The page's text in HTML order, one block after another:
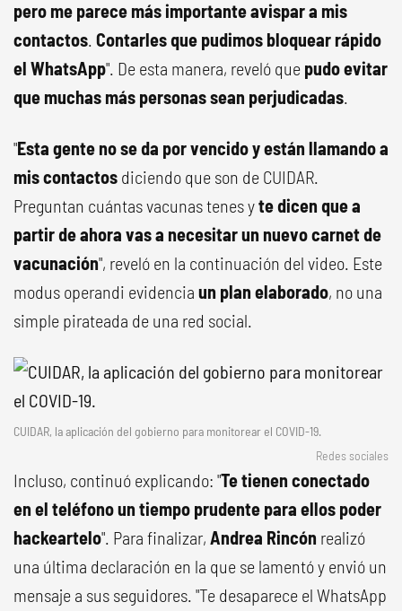
pero me parece más importante avispar a mis
contactos. Contarles que pudimos bloquear rápido
el WhatsApp". De esta manera, reveló que pudo evitar
que muchas más personas sean perjudicadas.
"Esta gente no se da por vencido y están llamando a
mis contactos diciendo que son de CUIDAR.
Preguntan cuántas vacunas tenes yte dicen que a
partir de ahora vas a necesitar un nuevo carnet de
vacunación", reveló en la continuación del video. Este
modus operandi evidencia un plan elaborado, no una
simple pirateada de una red social.
CUIDAR, la aplicación del gobierno para monitorear el COVID-19.
Redes sociales
Incluso, continuó explicando: "Te tienen conectado
en el teléfono un tiempo prudente para ellos poder
hackeartelo". Para finalizar, Andrea Rincón realizó
una última declaración en la que se lamentó y envió un
mensaje a sus seguidores. "Te desaparece el WhatsApp